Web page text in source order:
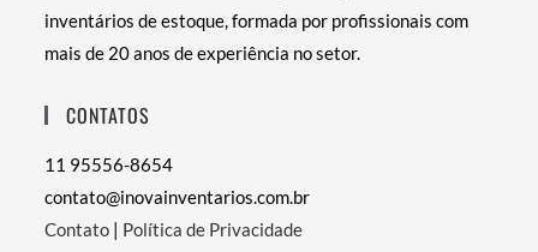
inventários de estoque, formada por profissionais com
mais de 20 anos de experiência no setor.
CONTATOS
11 95556-8654
contato@inovainventarios.com.br
Contato | Política de Privacidade